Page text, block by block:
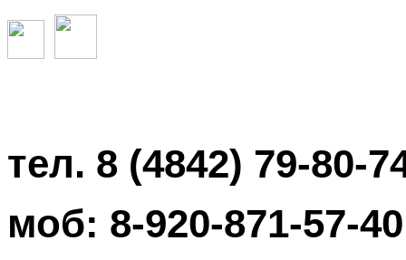
тел. 8 (4842) 79-80-
моб: 8-920-871-57-40